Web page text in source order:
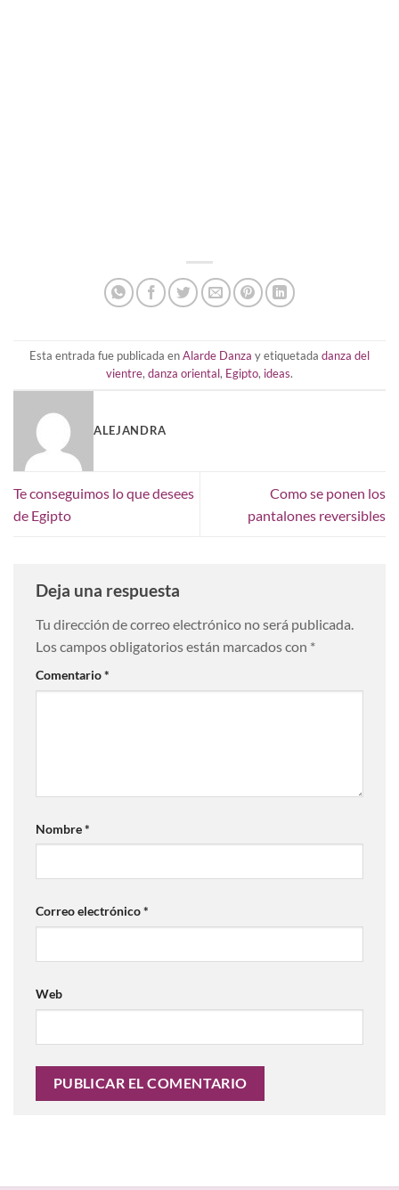
Esta entrada fue publicada enAlarde Danza y etiquetada danza del
vientre, danza oriental, Egipto, ideas.
ALEJANDRA
Te conseguimos lo que desees
de Egipto
Como se ponen los
pantalones reversibles
Deja una respuesta
Tu dirección de correo electrónico no será publicada.
Los campos obligatorios están marcados con *
Comentario*
Nombre*
Correo electrónico*
Web